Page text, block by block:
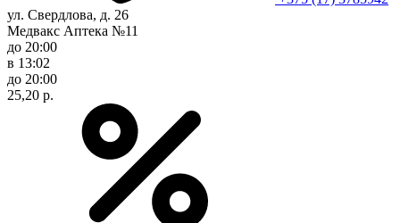
ул. Свердлова, д. 26
Медвакс Аптека №11
до 20:00
в 13:02
до 20:00
25,20 р.